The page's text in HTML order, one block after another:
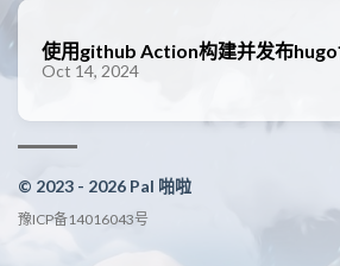
使用github Action构建并发布
Oct 14, 2024
© 2023 - 2026 Pal 啪啦
豫ICP备14016043号